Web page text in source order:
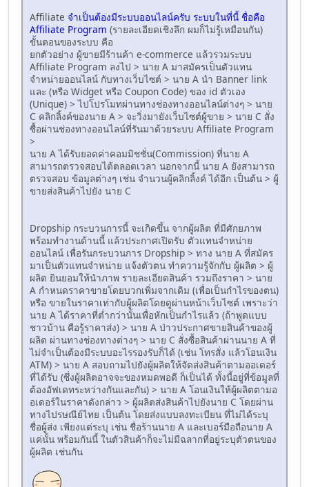
Affiliate จำเป็นต้องมีระบบออนไลน์ครับ ระบบในที่นี้ ชื่อคือ
Affiliate Program (รายละเอียดเชิงลึก ผมก็ไม่รู้เหมือนกัน)
ขั้นตอนของระบบ คือ
ยกตัวอย่าง ผู้ขายมีร้านค้า e-commerce แล้วรวมระบบ
Affiliate Program ลงไป > นาย A มาสมัครเป็นตัวแทน
จำหน่ายออนไลน์ กับทางเว็บไซต์ > นาย A นำ Banner link
และ (หรือ Widget หรือ Coupon Code) ของ id ตัวเอง
(Unique) > ไปโปรโมทผ่านทางช่องทางออนไลน์ต่างๆ > นาย
C คลิกลิ้งค์ของนาย A > จะวิ่งมายังเว็บไซต์ผู้ขาย > นาย C สั่ง
ซื้อผ่านช่องทางออนไลน์ที่รันมาด้วยระบบ Affiliate Program
>
นาย A ได้รับยอดค่าคอมมิชชั่น(Commission) ที่นาย A
สามารถตรวจสอบได้ตลอดเวลา นอกจากนี้ นาย A ยังสามารถ
ตรวจสอบ ข้อมูลต่างๆ เช่น จำนวนผู้คลิกลิ้งค์ ได้อีก เป็นต้น > ผู้
ขายส่งสินค้าไปยัง นาย C
Dropship กระบวนการนี้ จะเกิดขึ้น จากผู้ผลิต ที่มีศักยภาพ
พร้อมทำงานด้านนี้ แล้วประกาศเปิดรับ ตัวแทนจำหน่าย
ออนไลน์ เพื่อรันกระบวนการ Dropship > ทาง นาย A ที่สมัคร
มาเป็นตัวแทนจำหน่าย แจ้งตัวตน ทำความรู้จักกับ ผู้ผลิต > ผู้
ผลิต ยินยอมให้นำภาพ รายละเอียดสินค้า รวมถึงราคา > นาย
A กำหนดราคาขายโดยบวกเพิ่มจากเดิม (เพื่อเป็นกำไรของตน)
หรือ ขายในราคาเท่ากับผู้ผลิตโดยดูผ่านหน้าเว็บไซต์ เพราะว่า
นาย A ได้ราคาที่ต่ำกว่านั้นเพื่อหักเป็นกำไรแล้ว (ถ้าพูดแบบ
ชาวบ้าน คือรู้ราคาส่ง) > นาย A ป่าวประกาศขายสินค้าของผู้
ผลิต ผ่านทางช่องทางต่างๆ > นาย C สั่งซื้อสินค้าผ่านนาย A ที่
ไม่จำเป็นต้องมีระบบอะไรรองรับก็ได้ (เช่น โทรสั่ง แล้วโอนเงิน
ATM) > นาย A สอบถามไปยังผู้ผลิตให้จัดส่งสินค้าตามออเดอร์
ที่ได้รับ (ซึ่งผู้ผลิตอาจจะของหมดพอดี ก็เป็นได้ ทั้งนี้อยู่ที่ข้อมูลที่
ต้องอัฟเดทระหว่างกันและกัน) > นาย A โอนเงินให้ผู้ผลิตตามอ
อเดอร์ในราคาดังกล่าว > ผู้ผลิตส่งสินค้าไปยังนาย C โดยผ่าน
ทางไปรษณีย์ไทย เป็นต้น โดยส่งแบบลงทะเบียน ที่ไม่ได้ระบุ
ชื่อผู้ส่ง เพียงแต่ระบุ เช่น ชื่อร้านนาย A และเบอร์มือถือนาย A
แค่นั้น พร้อมกันนี้ ในตัวสินค้าก็จะไม่มีฉลากที่อยู่ระบุตัวตนของ
ผู้ผลิต เช่นกัน